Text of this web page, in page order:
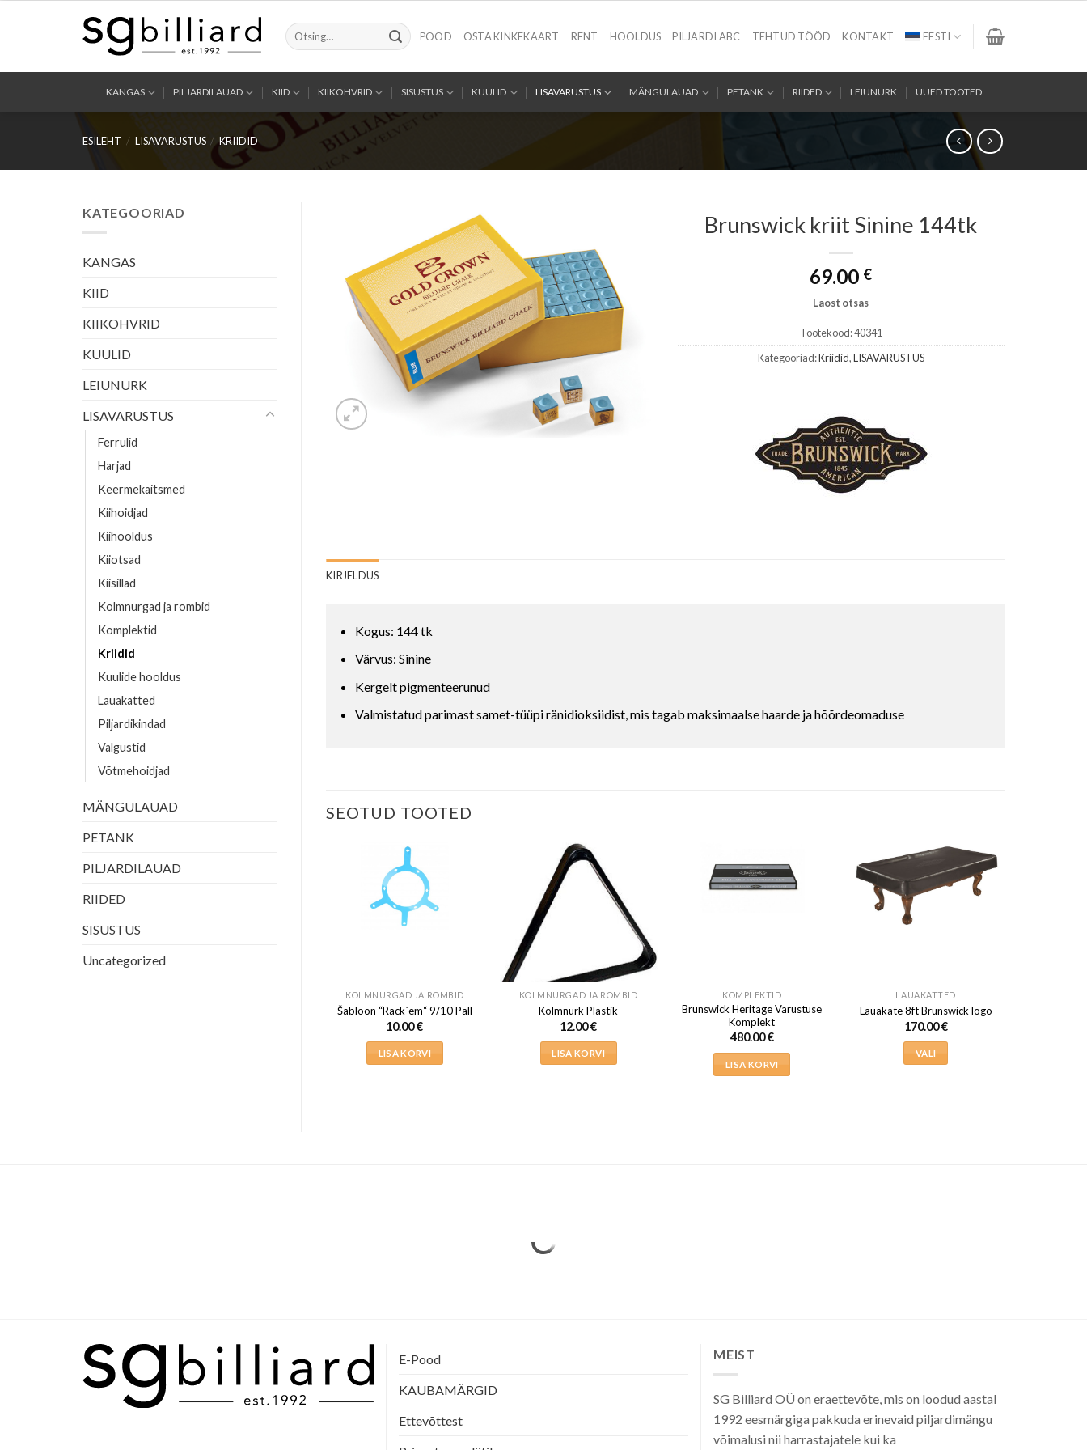
Otsi:
POOD OSTA KINKEKAART RENT HOOLDUS PILJARDI ABC TEHTUD TÖÖD KONTAKT EESTI
KANGAS PILJARDILAUAD KIID KIIKOHVRID SISUSTUS KUULID LISAVARUSTUS MÄNGULAUAD PETANK RIIDED LEIUNURK UUED TOOTED
ESILEHT / LISAVARUSTUS / KRIIDID
KATEGOORIAD
KANGAS
KIID
KIIKOHVRID
KUULID
LEIUNURK
LISAVARUSTUS
Ferrulid
Harjad
Keermekaitsmed
Kiihoidjad
Kiihooldus
Kiiotsad
Kiisillad
Kolmnurgad ja rombid
Komplektid
Kriidid
Kuulide hooldus
Lauakatted
Piljardikindad
Valgustid
Võtmehoidjad
MÄNGULAUAD
PETANK
PILJARDILAUAD
RIIDED
SISUSTUS
Uncategorized
Brunswick kriit Sinine 144tk
69.00 €
Laost otsas
Tootekood:40341
Kategooriad:Kriidid,LISAVARUSTUS
KIRJELDUS
Kogus: 144 tk
Värvus: Sinine
Kergelt pigmenteerunud
Valmistatud parimast samet-tüüpi ränidioksiidist, mis tagab maksimaalse haarde ja hõõrdeomaduse
SEOTUD TOOTED
KOLMNURGAD JA ROMBID
Šabloon “Rack´em“ 9/10 Pall
10.00€
LISA KORVI
KOLMNURGAD JA ROMBID
Kolmnurk Plastik
12.00€
LISA KORVI
KOMPLEKTID
Brunswick Heritage Varustuse
Komplekt
480.00€
LISA KORVI
LAUAKATTED
Lauakate 8ft Brunswick logo
170.00€
VALI
E-Pood
KAUBAMÄRGID
Ettevõttest
MEIST
SG Billiard OÜ on eraettevõte, mis on loodud aastal
1992 eesmärgiga pakkuda erinevaid piljardimängu
võimalusi nii harrastajatele kui ka